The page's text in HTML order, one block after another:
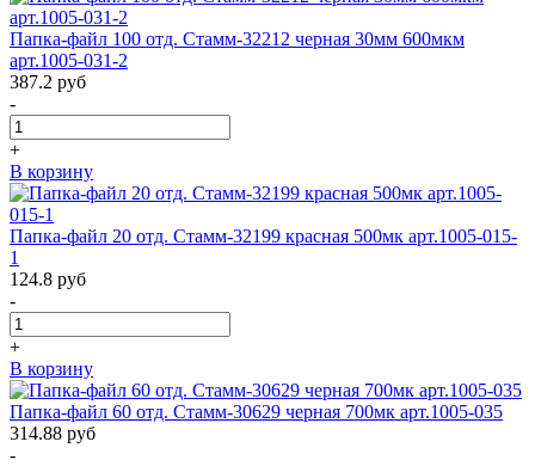
Папка-файл 100 отд. Стамм-32212 черная 30мм 600мкм
арт.1005-031-2
387.2 руб
-
+
В корзину
Папка-файл 20 отд. Стамм-32199 красная 500мк арт.1005-015-
1
124.8 руб
-
+
В корзину
Папка-файл 60 отд. Стамм-30629 черная 700мк арт.1005-035
314.88 руб
-